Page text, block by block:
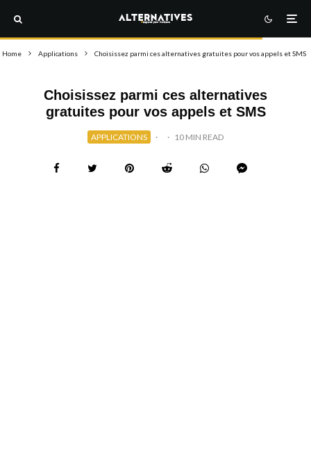
Home Applications Choisissez parmi ces alternatives gratuites pour vos appels et SMS
Choisissez parmi ces alternatives
gratuites pour vos appels et SMS
APPLICATIONS · · 10 MIN READ